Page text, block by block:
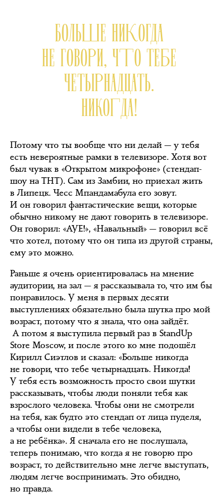
БОЛЬШЕ НИКОГДА
НЕ ГОВОРИ, ЧТО ТЕБЕ
ЧЕТЫРНАДЦАТЬ.
НИКОГДА!
Потому что ты вообще что ни делай — у тебя
есть невероятные рамки в телевизоре. Хотя вот
был чувак в «Открытом микрофоне» (стендап-
шоу на ТНТ). Сам из Замбии, но приехал жить
в Липецк. Чесс Мпандамабула его зовут.
И он говорил фантастические вещи, которые
обычно никому не дают говорить в телевизоре.
Он говорил: «АУЕ!», «Навальный» — говорил всё
что хотел, потому что он типа из другой страны,
ему это можно.
Раньше я очень ориентировалась на мнение
аудитории, на зал — я рассказывала то, что им бы
понравилось. У меня в первых десяти
выступлениях обязательно была шутка про мой
возраст, потому что я знала, что она зайдёт.
А потом я выступила первый раз в StandUp
Store Moscow, и после этого ко мне подошёл
Кирилл Сиэтлов и сказал: «Больше никогда
не говори, что тебе четырнадцать. Никогда!
У тебя есть возможность просто свои шутки
рассказывать, чтобы люди поняли тебя как
взрослого человека. Чтобы они не смотрели
на тебя, как будто это стендап от лица пуделя,
а чтобы они видели в тебе человека,
а не ребёнка». Я сначала его не послушала,
теперь понимаю, что когда я не говорю про
возраст, то действительно мне легче выступать,
людям легче воспринимать. Это обидно,
но правда.